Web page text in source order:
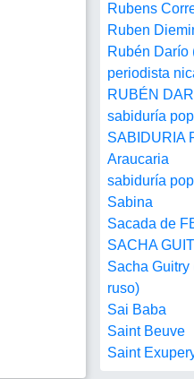
Rubens
Ruben
Rubén Darío
periodista
RUBÉN
sabiduría
SABIDURIA
Araucaria
sabiduría
Sabina
Sacada de
SACHA
Sacha Guitry
ruso)
Sai Baba
Saint Beuve
Saint